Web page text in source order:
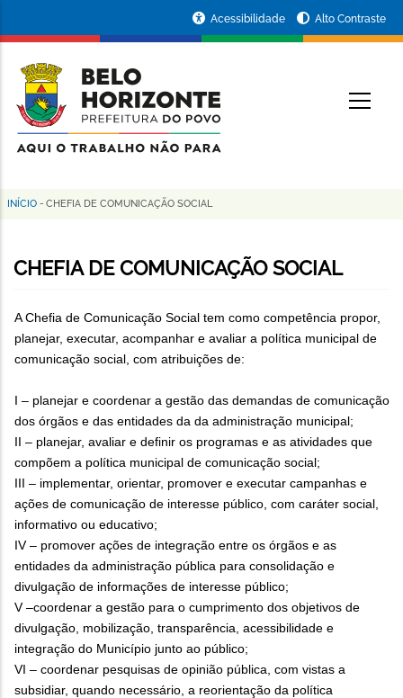
conteúdo
principal
da
Prefeitura
de
Horizonte
Acessibilidade Alto Contraste
Trilha
navegação
INÍCIO - CHEFIA DE COMUNICAÇÃO SOCIAL
CHEFIA DE COMUNICAÇÃO SOCIAL
A Chefia de Comunicação Social tem como competência propor,
planejar, executar, acompanhar e avaliar a política municipal de
comunicação social, com atribuições de:
I – planejar e coordenar a gestão das demandas de comunicação
dos órgãos e das entidades da da administração municipal;
II – planejar, avaliar e definir os programas e as atividades que
compõem a política municipal de comunicação social;
III – implementar, orientar, promover e executar campanhas e
ações de comunicação de interesse público, com caráter social,
informativo ou educativo;
IV – promover ações de integração entre os órgãos e as
entidades da administração pública para consolidação e
divulgação de informações de interesse público;
V –coordenar a gestão para o cumprimento dos objetivos de
divulgação, mobilização, transparência, acessibilidade e
integração do Município junto ao público;
VI – coordenar pesquisas de opinião pública, com vistas a
subsidiar, quando necessário, a reorientação da política